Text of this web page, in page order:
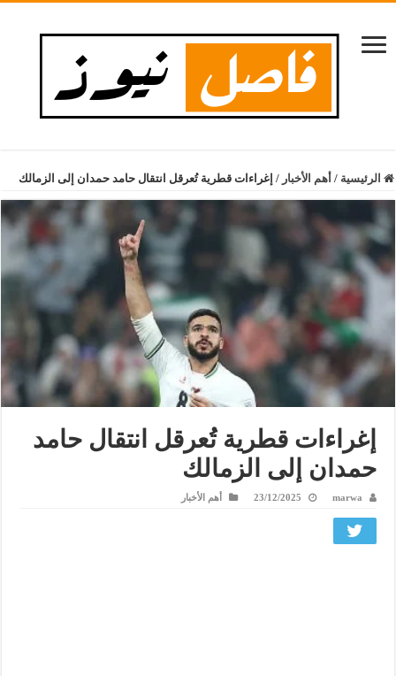
الرئيسية / أهم الأخبار / إغراءات قطرية تُعرقل انتقال حامد حمدان إلى الزمالك
إغراءات قطرية تُعرقل انتقال حامد
حمدان إلى الزمالك
marwa
23/12/2025 أهم الأخبار